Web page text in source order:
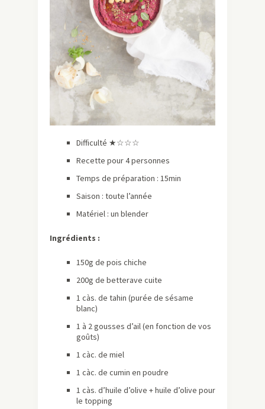
Difficulté ★☆☆☆
Recette pour 4 personnes
Temps de préparation : 15min
Saison : toute l’année
Matériel : un blender
Ingrédients :
150g de pois chiche
200g de betterave cuite
1 càs. de tahin (purée de sésame
blanc)
1 à 2 gousses d’ail (en fonction de vos
goûts)
1 càc. de miel
1 càc. de cumin en poudre
1 càs. d’huile d’olive + huile d’olive pour
le topping